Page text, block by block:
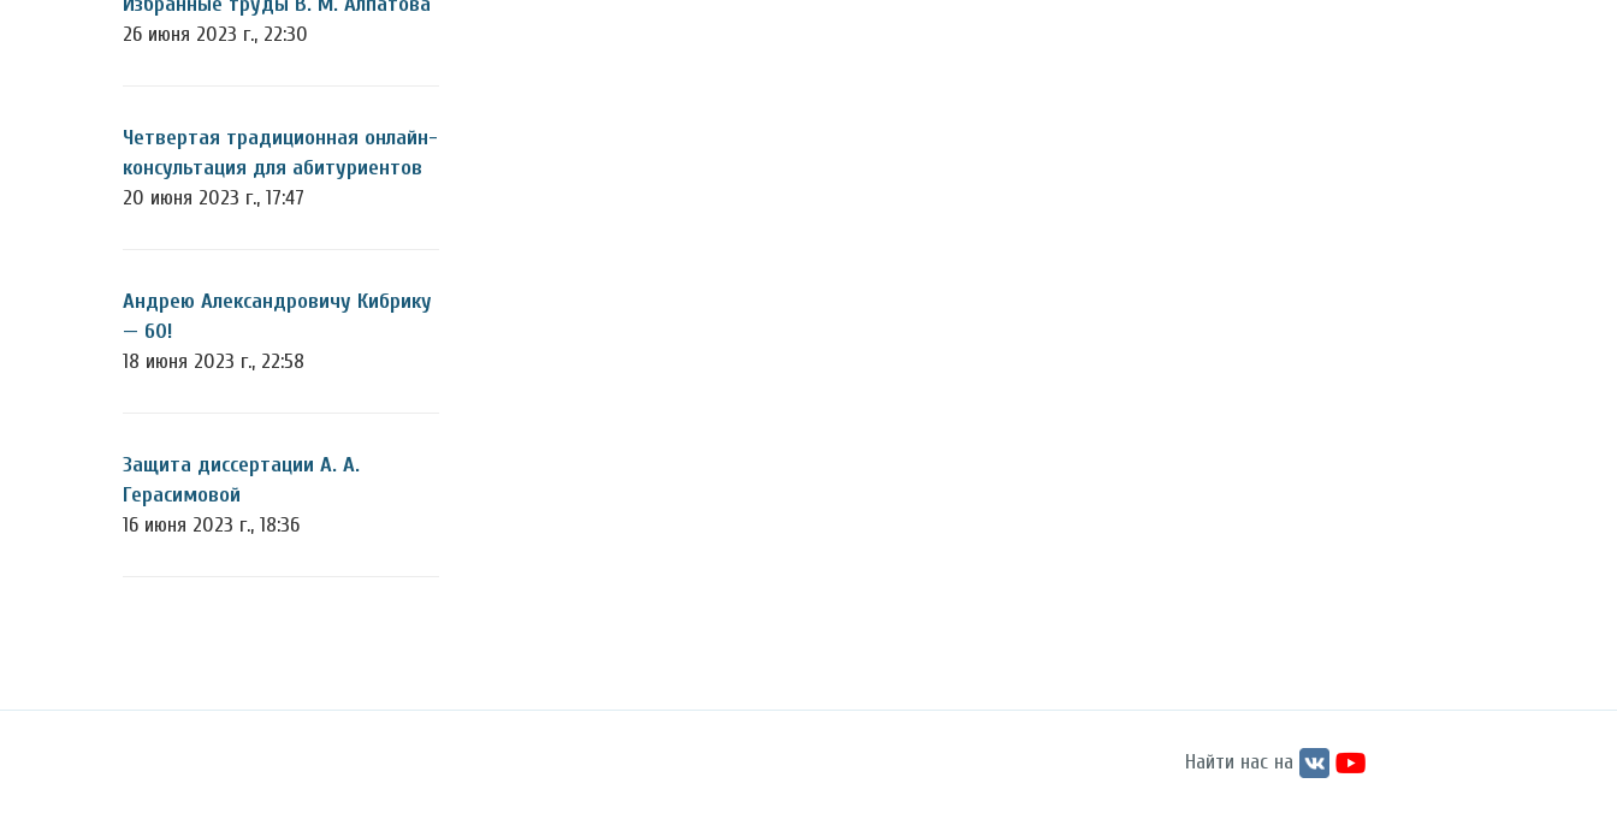
26 июня 2023 г., 22:30
Четвертая традиционная онлайн-
консультация для абитуриентов
20 июня 2023 г., 17:47
Андрею Александровичу Кибрику
— 60!
18 июня 2023 г., 22:58
Защита диссертации А. А.
Герасимовой
16 июня 2023 г., 18:36
Найти нас на